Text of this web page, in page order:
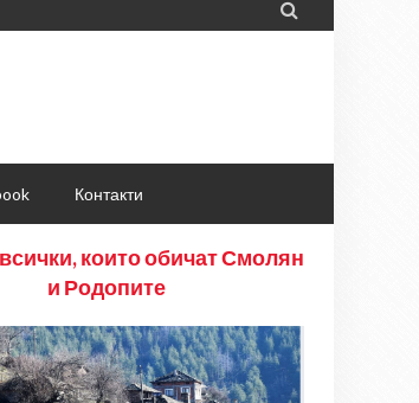

Контакти
които обичат Смолян
и Родопите